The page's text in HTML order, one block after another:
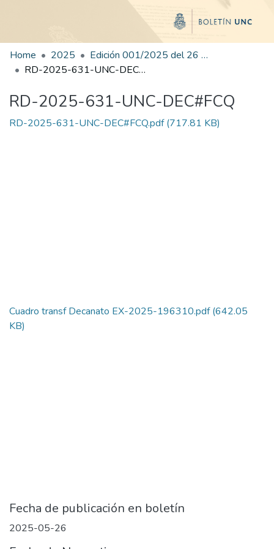
Home 2025
Edición 001/2025 del 26 de mayo de 2025
RD-2025-631-UNC-DEC#FCQ
RD-2025-631-UNC-DEC#FCQ
RD-2025-631-UNC-DEC#FCQ.pdf(717.81 KB)
Cuadro transf Decanato EX-2025-196310.pdf(642.05
KB)
Fecha de publicación en boletín
2025-05-26